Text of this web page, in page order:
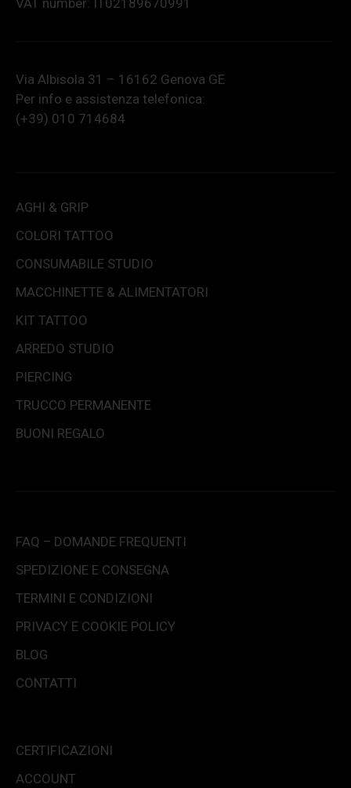
VAT number: IT02189670991
Via Albisola 31 – 16162 Genova GE
Per info e assistenza telefonica:
(+39) 010 714684
AGHI & GRIP
COLORI TATTOO
CONSUMABILE STUDIO
MACCHINETTE & ALIMENTATORI
KIT TATTOO
ARREDO STUDIO
PIERCING
TRUCCO PERMANENTE
BUONI REGALO
FAQ – DOMANDE FREQUENTI
SPEDIZIONE E CONSEGNA
TERMINI E CONDIZIONI
PRIVACY E COOKIE POLICY
BLOG
CONTATTI
CERTIFICAZIONI
ACCOUNT